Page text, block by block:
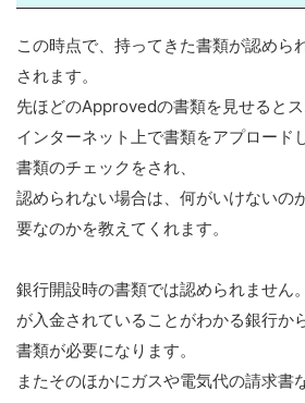
この時点で、持ってきた書類が認めら
されます。
先ほどのApprovedの書類を見せるとス
インターネット上で書類をアプロード
書類のチェックをされ、
認められない場合は、何がいけないの
要なのかを教えてくれます。
銀行開設時の書類では認められません
が入金されていることがわかる銀行か
書類が必要になります。
またそのほかにガスや電気代の請求書